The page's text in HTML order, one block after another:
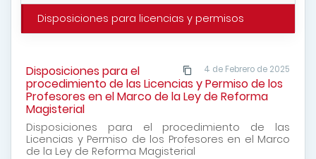
Disposiciones para licencias y permisos
4 de Febrero de 2025
Disposiciones para el
procedimiento de las Licencias y Permiso de los
Profesores en el Marco de la Ley de Reforma
Magisterial
Disposiciones para el procedimiento de las
Licencias y Permiso de los Profesores en el Marco
de la Ley de Reforma Magisterial